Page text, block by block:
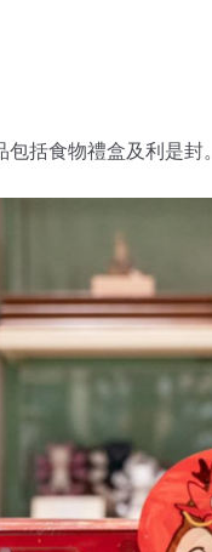
括食物禮盒及利是封。